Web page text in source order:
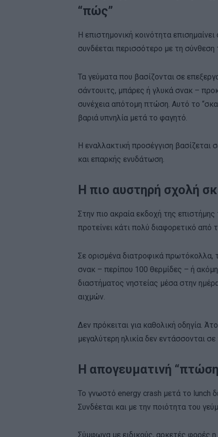
“πώς”
Η επιστημονική κοινότητα
συνδέεται περισσότερο με τη
Τα γεύματα που βασίζονται σε
σάντουιτς, μπάρες ή γλυκά σνακ –
συνέχεια απότομη πτώση. Αυτό το
βαριά υπνηλία μετά το φαγητό.
Η εναλλακτική προσέγγιση βασίζεται
και επαρκής ενυδάτωση.
Η πιο αυστηρή σχολή
Στην πιο ακραία εκδοχή της
προτείνει κάτι πολύ διαφορετικό από
Σε ορισμένα διατροφικά πρωτόκολλα,
σνακ – περίπου 100 θερμίδες – ή
διαστήματος νηστείας μέσα στην
αιχμών.
Δεν πρόκειται για καθολική οδηγία.
μεγαλύτερη ηλικία δεν εντάσσονται
Η απογευματινή
Το γνωστό energy crash μετά το lunch
Συνδέεται και με την ποιότητα του
Σύμφωνα με ειδικούς, αρκετές φορές